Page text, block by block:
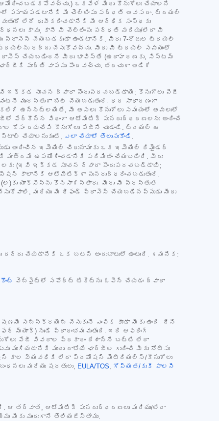
ఒకవేళ మీరు కొనుగోలు చేయాలని
సహాయపడటానికి మీ చెల్లింపు పద్ధతి అవసరం. ట్రయల్
లేదో ధృవీకరించడానికి మీ ఆర్థిక సంస్థకు
కావు, కానీ మీ చెల్లింపు పద్ధతి మరియు/లేదా మీ
చేయబడకుండా ఉండటానికి, మీరు 7-రోజుల ట్రయల్
రద్దు చేసుకోవచ్చు. మీరు మీ ట్రయల్ సమయంలో
ప్రాసెస్ చేయబడిందని మీరు భావిస్తే (ఉదాహరణకు, సిస్టమ్
పూర్తి వాపసు పొందవచ్చు. తరచుగా అడిగే
ఇక్కడ సూచన ద్వారా పొందుపరచబడ్డాయి; కొనుగోలు పేజీ
బిల్ చేయబడుతుంది. ధర సాధారణంగా
కలిగి ఉన్నట్లయితే, మీ అసలు కొనుగోలు సమయంలో అమలులో
విధంగా ఆటోమేటిక్ పునరుద్ధరణలను అందించే
కోసం దయచేసి కొనుగోలు పేజీని చూడండి. ట్రయల్ ఈ
చేయాలనుకుంటే, ఎలా చేయాలో తెలుసుకోండి .
అందించిన ఇమెయిల్ చిరునామాకు ఒక ఇమెయిల్ రిమైండర్
మాత్రమే ఉపయోగించడానికి పరిమితం చేయబడింది. మీరు
(ఇవి ఇక్కడ సూచన ద్వారా పొందుపరచబడ్డాయి;
కాలానికి ఆటోమేటిక్‌గా పునరుద్ధరించబడుతుంది.
యాక్సెస్‌ను కొనసాగిస్తారు. మీరు మీ ప్రస్తుత
మరియు మీ రీఫండ్ ప్రాసెస్ చేయబడినప్పుడు మీరు
చేయడానికి ఒక బటన్ అందుబాటులో ఉంటుంది. గమనిక:
వెబ్‌సైట్‌లో సపోర్ట్ టికెట్‌ను ఓపెన్ చేయడం ద్వారా
సబ్‌స్క్రయిబ్ చేసుకునే ఎంపిక కూడా మీకు ఉంది. దీని
మ్యాక్) నుండి ప్రారంభమవుతుంది. ఇది ఆఫరింగ్
పేజీ వివరాల ప్రకారం దేశాన్ని బట్టి లేదా
ముందు రాబోయే ఛార్జీల గురించి మీకు నోటీసు
కాల వ్యవధికి లేదా ప్రమోషన్ మెటీరియల్స్/కొనుగోలు
మరియు షరతులు,
EULA/TOS
గోప్యత/కుకీ పాలసీ
ఆ తర్వాత, ఆటోమేటిక్ పునరుద్ధరణలు మరియు/లేదా
ముందుగానే తెలియజేస్తాము.